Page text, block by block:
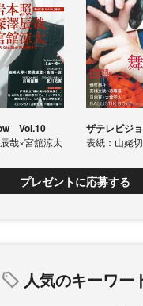
Vol.10
哉×宮舘涼太
ザテレビジ
表紙：山姥
プレゼントに応募する
人気のキーワー